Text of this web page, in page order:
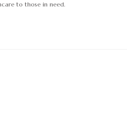
to those in need.